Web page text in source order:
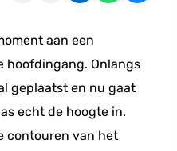
aan een
hoofdingang. Onlangs
geplaatst en nu gaat
echt de hoogte in.
contouren van het